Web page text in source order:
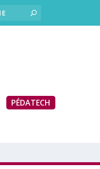
PÉDATECH